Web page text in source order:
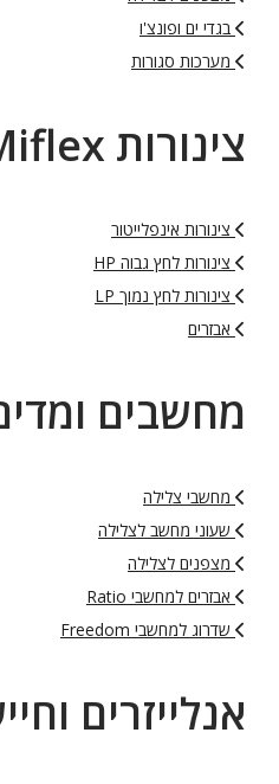
בגדי ים ופונצ'ו
מערכות סגורות
צינורות Miflex
צינורות אינפלייטור
צינורות לחץ גבוה HP
צינורות לחץ נמוך LP
אבזרים
מחשבים
מחשבי צלילה
שעוני מחשב לצלילה
מצפנים לצלילה
אבזרים למחשבי Ratio
שדרוג למחשבי Freedom
אנלייזרים